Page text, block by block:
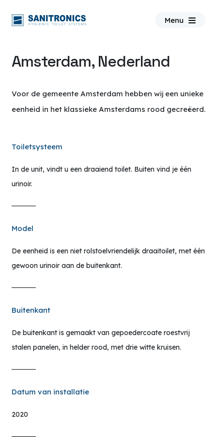
Menu
Amsterdam, Nederland
Voor de gemeente Amsterdam hebben wij een unieke
eenheid in het klassieke Amsterdams rood gecreëerd.
Toiletsysteem
In de unit, vindt u een draaiend toilet. Buiten vind je één
urinoir.
Model
De eenheid is een niet rolstoelvriendelijk draaitoilet, met één
gewoon urinoir aan de buitenkant.
Buitenkant
De buitenkant is gemaakt van gepoedercoate roestvrij
stalen panelen, in helder rood, met drie witte kruisen.
Datum van installatie
2020